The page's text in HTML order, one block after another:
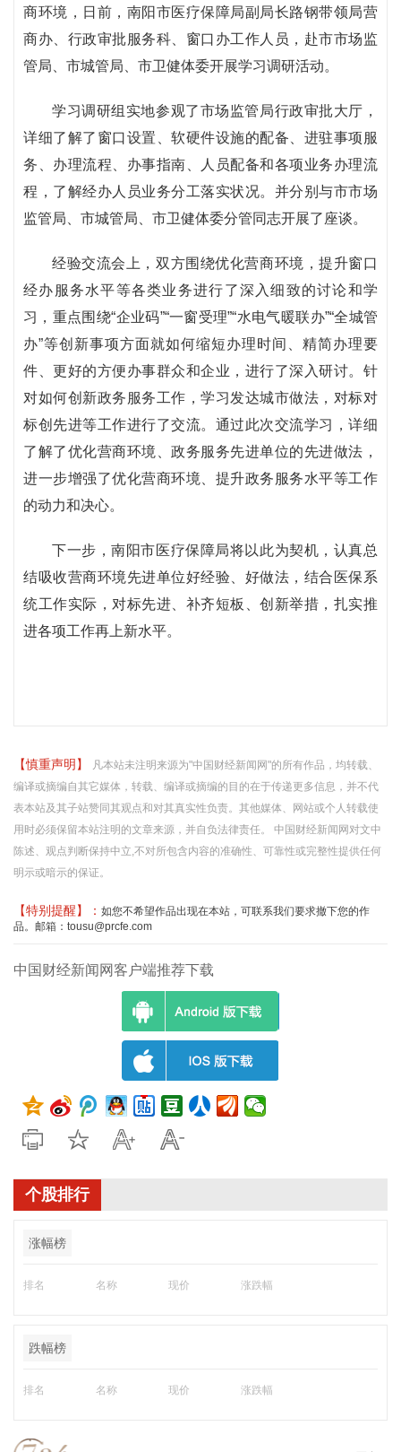
商环境，日前，南阳市医疗保障局副局长路钢带领局营
商办、行政审批服务科、窗口办工作人员，赴市市场监
管局、市城管局、市卫健体委开展学习调研活动。
学习调研组实地参观了市场监管局行政审批大厅，
详细了解了窗口设置、软硬件设施的配备、进驻事项服
务、办理流程、办事指南、人员配备和各项业务办理流
程，了解经办人员业务分工落实状况。并分别与市市场
监管局、市城管局、市卫健体委分管同志开展了座谈。
经验交流会上，双方围绕优化营商环境，提升窗口
经办服务水平等各类业务进行了深入细致的讨论和学
习，重点围绕“企业码”“一窗受理”“水电气暖联办”“全城管
办”等创新事项方面就如何缩短办理时间、精简办理要
件、更好的方便办事群众和企业，进行了深入研讨。针
对如何创新政务服务工作，学习发达城市做法，对标对
标创先进等工作进行了交流。通过此次交流学习，详细
了解了优化营商环境、政务服务先进单位的先进做法，
进一步增强了优化营商环境、提升政务服务水平等工作
的动力和决心。
下一步，南阳市医疗保障局将以此为契机，认真总
结吸收营商环境先进单位好经验、好做法，结合医保系
统工作实际，对标先进、补齐短板、创新举措，扎实推
进各项工作再上新水平。
【慎重声明】
凡本站未注明来源为"中国财经新闻网"的所有作品，均转载、
编译或摘编自其它媒体，转载、编译或摘编的目的在于传递更多信息，并不代
表本站及其子站赞同其观点和对其真实性负责。其他媒体、网站或个人转载使
用时必须保留本站注明的文章来源，并自负法律责任。 中国财经新闻网对文中
陈述、观点判断保持中立,不对所包含内容的准确性、可靠性或完整性提供任何
明示或暗示的保证。
【特别提醒】： 如您不希望作品出现在本站，可联系我们要求撤下您的作
品。邮箱：tousu@prcfe.com
中国财经新闻网客户端推荐下载
个股排行
涨幅榜
排名 名称 现价 涨跌幅
跌幅榜
排名 名称 现价 涨跌幅